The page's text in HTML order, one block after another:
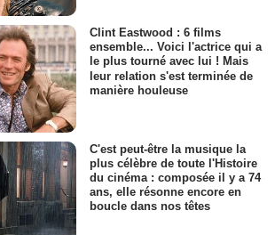
Clint Eastwood : 6 films
ensemble... Voici l'actrice qui a
le plus tourné avec lui ! Mais
leur relation s'est terminée de
manière houleuse
C'est peut-être la musique la
plus célèbre de toute l'Histoire
du cinéma : composée il y a 74
ans, elle résonne encore en
boucle dans nos têtes